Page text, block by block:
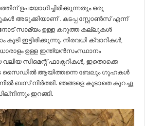
ഉപയോഗിച്ചിരിക്കുന്നതും ഒരു
അടുക്കിയാണ് . കടപ്പ സ്റ്റോൺസ് എന്ന്
സാമ്യം ഉള്ള കറുത്ത കല്ലുകൾ
ഇട്ടിരിക്കുന്നു. നിരവധി ക്വാറികൾ,
ഉള്ള ഇന്ത്യൻസംസ്ഥാനം
സിമെന്റ് ഫാക്ടറികൾ, ഇതൊക്കെ
സൈഡിൽ ആയിത്തന്നെ ബേലും ഗുഹകൾ
ബസ് നിർത്തി. ഞങ്ങളെ കൂടാതെ കുറച്ചു
ഇറങ്ങി.